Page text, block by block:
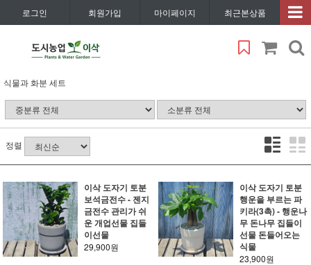
로그인 회원가입 마이페이지 최근본상품
식물과 화분 세트
정렬
이삭 도자기 토분
보석금전수 - 젠지
금전수 관리가 쉬
운 개업선물 집들
이선물
29,900원
이삭 도자기 토분
행운을 부르는 파
키라(3촉) - 행운나
무 돈나무 집들이
선물 돈들어오는
식물
23,900원